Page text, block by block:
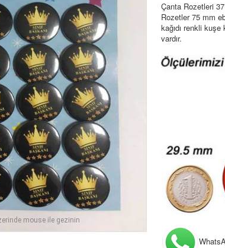
mouse ile gezinin
Çanta Rozetleri
Rozetler 75 mm
kağıdı renkli
vardır.